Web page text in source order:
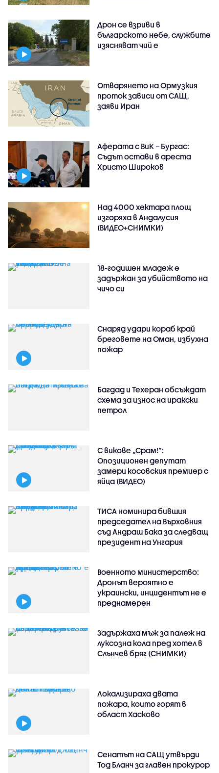
Дрон се взриви в
българското небе, службите
изясняват чий е
Отварянето на Ормузкия
проток зависи от САЩ,
заяви Иран
Аферата с ВиК – Бургас:
Съдът остави в ареста
Христо Широков
Над 4000 хектара площ
изгоряха в Андалусия
(ВИДЕО+СНИМКИ)
18-годишен младеж е
задържан за убийството на
чичо си
Снаряд удари кораб край
бреговете на Оман, избухна
пожар
Багдад и Техеран обсъждат
схема за износ на иракски
петрол
С викове „Срам!“:
Опозиционен депутат
замери косовския премиер с
яйца (ВИДЕО)
ТИСА номинира бившия
председател на Върховния
съд Андраш Бака за следващ
президент на Унгария
Военното министерство:
Дронът вероятно е
украински, инцидентът не е
преднамерен
Задържаха мъж за палеж на
луксозна кола пред хотел в
Слънчев бряг (СНИМКИ)
Локализираха двата
пожара, които горят в
област Хасково
Сенатът на САЩ утвърди
Тод Бланч за главен прокурор